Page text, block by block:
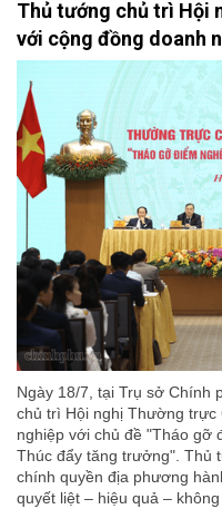
Thủ tướng chủ trì Hội
với cộng đồng doanh
Ngày 18/7, tại Trụ sở Chính
chủ trì Hội nghị Thường trực
nghiệp với chủ đề "Tháo gỡ
Thúc đẩy tăng trưởng". Thủ
chính quyền địa phương
quyết liệt – hiệu quả –